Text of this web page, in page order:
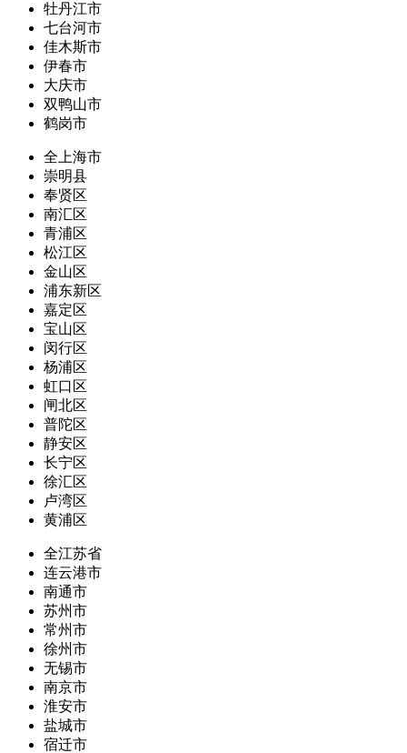
牡丹江市
七台河市
佳木斯市
伊春市
大庆市
双鸭山市
鹤岗市
全上海市
崇明县
奉贤区
南汇区
青浦区
松江区
金山区
浦东新区
嘉定区
宝山区
闵行区
杨浦区
虹口区
闸北区
普陀区
静安区
长宁区
徐汇区
卢湾区
黄浦区
全江苏省
连云港市
南通市
苏州市
常州市
徐州市
无锡市
南京市
淮安市
盐城市
宿迁市